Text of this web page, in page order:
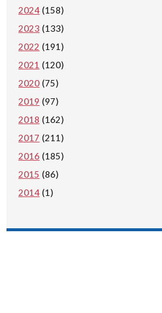
2024 (158)
2023 (133)
2022 (191)
2021 (120)
2020 (75)
2019 (97)
2018 (162)
2017 (211)
2016 (185)
2015 (86)
2014 (1)